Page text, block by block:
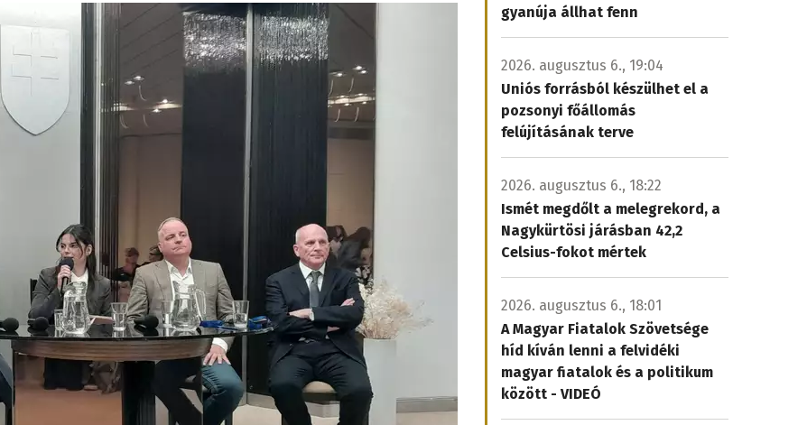
gyanúja állhat fenn
2026. augusztus 6., 19:04
Uniós forrásból készülhet el a
pozsonyi főállomás
felújításának terve
2026. augusztus 6., 18:22
Ismét megdőlt a melegrekord, a
Nagykürtösi járásban 42,2
Celsius-fokot mértek
2026. augusztus 6., 18:01
A Magyar Fiatalok Szövetsége
híd kíván lenni a felvidéki
magyar fiatalok és a politikum
között - VIDEÓ